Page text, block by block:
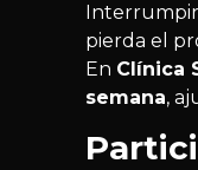
Interrumpir
pierda el
En Clínica
semana,